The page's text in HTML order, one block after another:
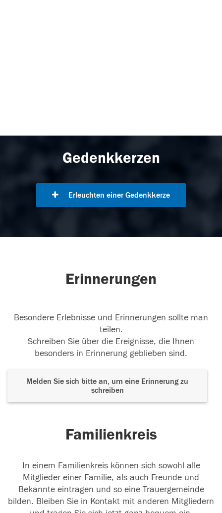
Gedenkkerzen
Erleuchten einer Gedenkkerze
Erinnerungen
Besondere Erlebnisse und Erinnerungen sollte man
teilen.
Schreiben Sie über die Ereignisse, die Ihnen
besonders in Erinnerung geblieben sind.
Melden Sie sich bitte an, um eine Erinnerung zu
schreiben
Familienkreis
In einem Familienkreis können sich sowohl alle
Mitglieder einer Familie, als auch Freunde und
Bekannte eintragen und so eine Trauergemeinde
bilden. Bleiben Sie in Kontakt mit anderen Mitgliedern